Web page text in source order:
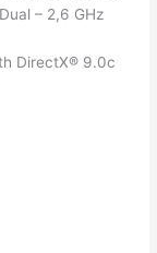
– 2,6 GHz
DirectX® 9.0c